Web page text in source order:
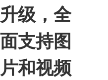
升级，全
面支持图
片和视频